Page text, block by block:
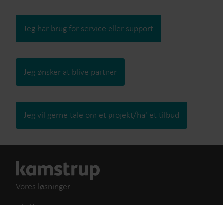
Jeg har brug for service eller support
Jeg ønsker at blive partner
Jeg vil gerne tale om et projekt/ha' et tilbud
Vores løsninger